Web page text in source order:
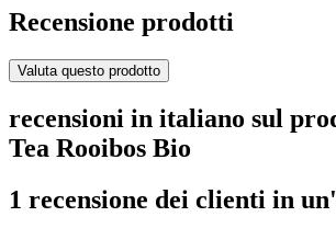
Recensione prodotti
Valuta questo prodotto
recensioni in italiano sul
Tea Rooibos Bio
1 recensione dei clienti in